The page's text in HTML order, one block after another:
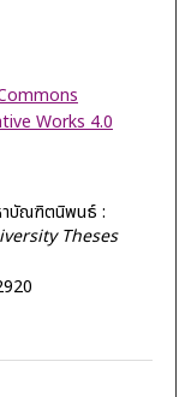
Works 4.0
บัณฑิตนิพนธ์ :
Theses